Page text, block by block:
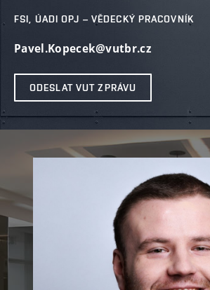
FSI, ÚADI OPJ – VĚDECKÝ PRACOVNÍK
Pavel.Kopecek@vutbr.cz
ODESLAT VUT ZPRÁVU